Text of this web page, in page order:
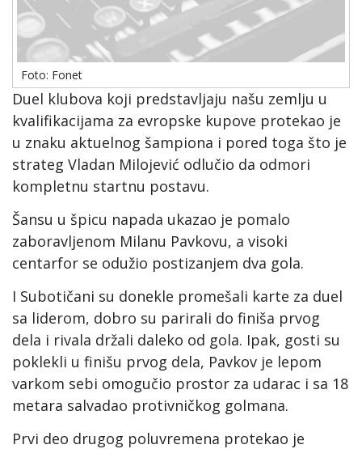
Foto: Fonet
Duel klubova koji predstavljaju našu zemlju u
kvalifikacijama za evropske kupove protekao je
u znaku aktuelnog šampiona i pored toga što je
strateg Vladan Milojević odlučio da odmori
kompletnu startnu postavu.
Šansu u špicu napada ukazao je pomalo
zaboravljenom Milanu Pavkovu, a visoki
centarfor se odužio postizanjem dva gola.
I Subotičani su donekle promešali karte za duel
sa liderom, dobro su parirali do finiša prvog
dela i rivala držali daleko od gola. Ipak, gosti su
poklekli u finišu prvog dela, Pavkov je lepom
varkom sebi omogučio prostor za udarac i sa 18
metara salvadao protivničkog golmana.
Prvi deo drugog poluvremena protekao je